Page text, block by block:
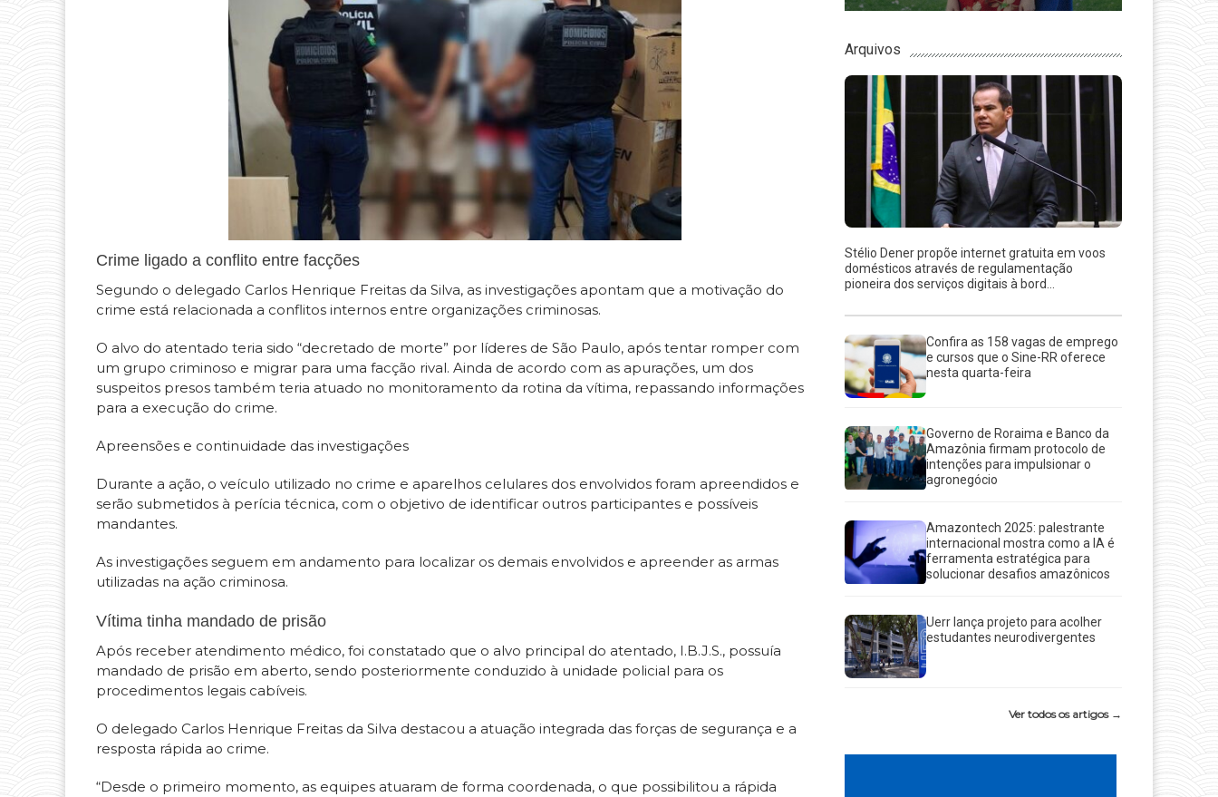
Crime ligado a conflito entre facções
Segundo o delegado Carlos Henrique Freitas da Silva, as investigações apontam que a motivação do
crime está relacionada a conflitos internos entre organizações criminosas.
O alvo do atentado teria sido “decretado de morte” por líderes de São Paulo, após tentar romper com
um grupo criminoso e migrar para uma facção rival. Ainda de acordo com as apurações, um dos
suspeitos presos também teria atuado no monitoramento da rotina da vítima, repassando informações
para a execução do crime.
Apreensões e continuidade das investigações
Durante a ação, o veículo utilizado no crime e aparelhos celulares dos envolvidos foram apreendidos e
serão submetidos à perícia técnica, com o objetivo de identificar outros participantes e possíveis
mandantes.
As investigações seguem em andamento para localizar os demais envolvidos e apreender as armas
utilizadas na ação criminosa.
Vítima tinha mandado de prisão
Após receber atendimento médico, foi constatado que o alvo principal do atentado, I.B.J.S., possuía
mandado de prisão em aberto, sendo posteriormente conduzido à unidade policial para os
procedimentos legais cabíveis.
O delegado Carlos Henrique Freitas da Silva destacou a atuação integrada das forças de segurança e a
resposta rápida ao crime.
“Desde o primeiro momento, as equipes atuaram de forma coordenada, o que possibilitou a rápida
Arquivos
Stélio Dener propõe internet gratuita em voos
domésticos através de regulamentação
pioneira dos serviços digitais à bord...
Confira as 158 vagas de emprego
e cursos que o Sine-RR oferece
nesta quarta-feira
Governo de Roraima e Banco da
Amazônia firmam protocolo de
intenções para impulsionar o
agronegócio
Amazontech 2025: palestrante
internacional mostra como a IA é
ferramenta estratégica para
solucionar desafios amazônicos
Uerr lança projeto para acolher
estudantes neurodivergentes
Ver todos os artigos →